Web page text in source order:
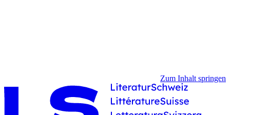
Zum Inhalt springen